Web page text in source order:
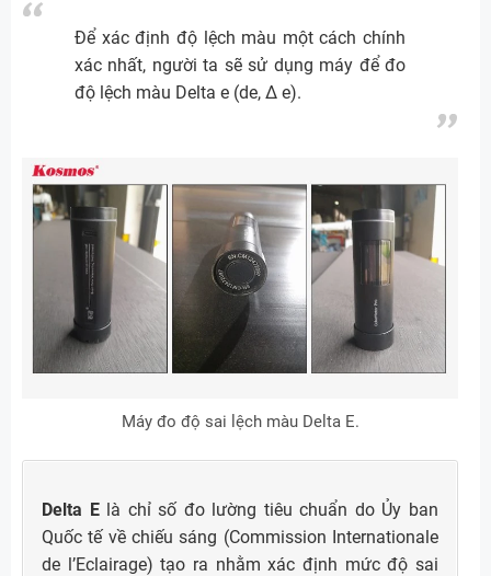
Để xác định độ lệch màu một cách chính
xác nhất, người ta sẽ sử dụng máy để đo
độ lệch màu Delta e (de, ∆ e).
Máy đo độ sai lệch màu Delta E.
Delta Elà chỉ số đo lường tiêu chuẩn do Ủy ban
Quốc tế về chiếu sáng (Commission Internationale
de l’Eclairage) tạo ra nhằm xác định mức độ sai